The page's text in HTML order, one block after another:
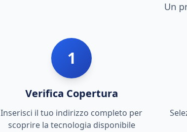
Un
1
Verifica Copertura
Inserisci il tuo indirizzo completo per
scoprire la tecnologia disponibile